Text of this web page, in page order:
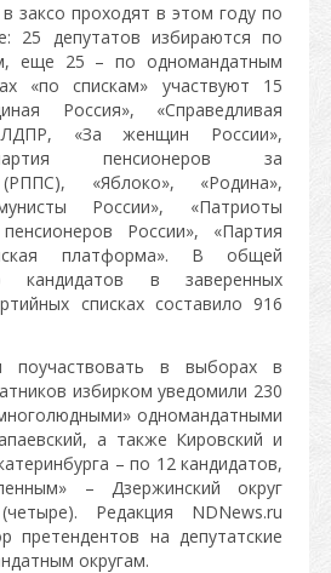
заксо проходят в этом году по
25 депутатов избираются по
еще 25 – по одномандатным
«по спискам» участвуют 15
Россия», «Справедливая
«За женщин России»,
пенсионеров за
(РППС), «Яблоко», «Родина»,
России», «Патриоты
России», «Партия
платформа». В общей
кандидатов в заверенных
списках составило 916
в выборах в
избирком уведомили 230
одномандатными
а также Кировский и
– по 12 кандидатов,
– Дзержинский округ
Редакция NDNews.ru
претендентов на депутатские
округам.